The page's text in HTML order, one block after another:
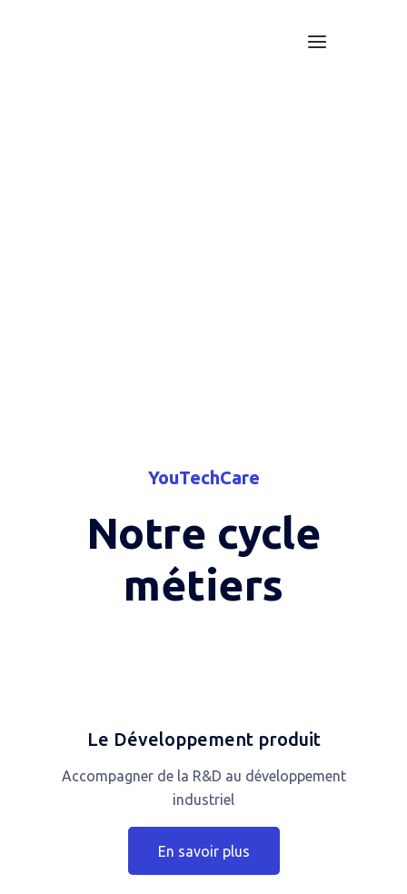
Menu
YouTechCare
Notre cycle
métiers
Le Développement produit
Accompagner de la R&D au développement
industriel
En savoir plus